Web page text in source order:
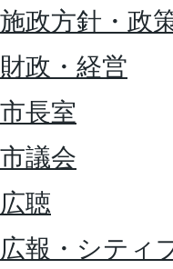
施政方針・政
財政・経営
市長室
市議会
広聴
広報・シティ